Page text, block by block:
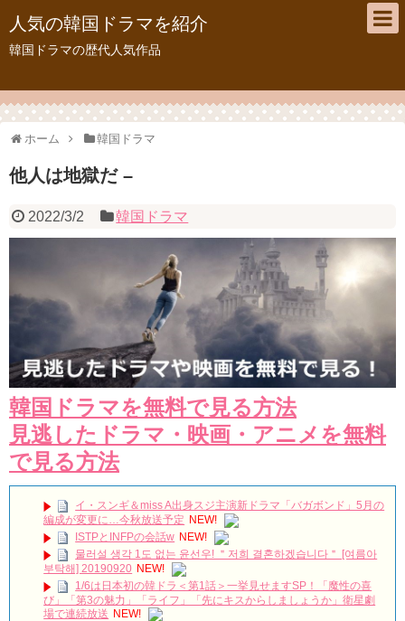
人気の韓国ドラマを紹介
韓国ドラマの歴代人気作品
ホーム 韓国ドラマ
他人は地獄だ –
2022/3/2 韓国ドラマ
韓国ドラマを無料で見る方法
見逃したドラマ・映画・アニメを無料
で見る方法
イ・スンギ＆miss A出身スジ主演新ドラマ「バガボンド」5月の
編成が変更に…今秋放送予定 NEW!
ISTPとINFPの会話w NEW!
물러설 생각 1도 없는 윤선우! ＂저희 결혼하겠습니다＂ [여름아
부탁해] 20190920 NEW!
1/6は日本初の韓ドラ＜第1話＞一挙見せますSP！「魔性の喜
び」「第3の魅力」「ライフ」「先にキスからしましょうか」衛星劇
場で連続放送 NEW!